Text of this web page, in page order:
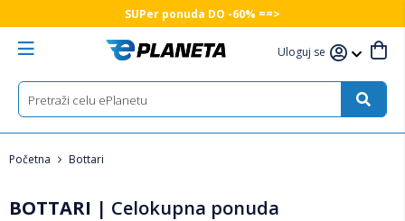
SUPer ponuda DO -60% ==>
Uloguj se
Početna Bottari
BOTTARI | Celokupna ponuda